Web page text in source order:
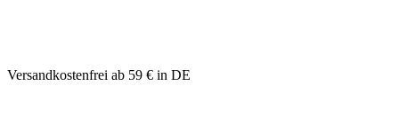
Versandkostenfrei ab 59 € in DE